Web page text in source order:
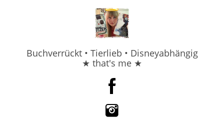
Buchverrückt • Tierlieb • Disneyabhängig
★ that's me ★